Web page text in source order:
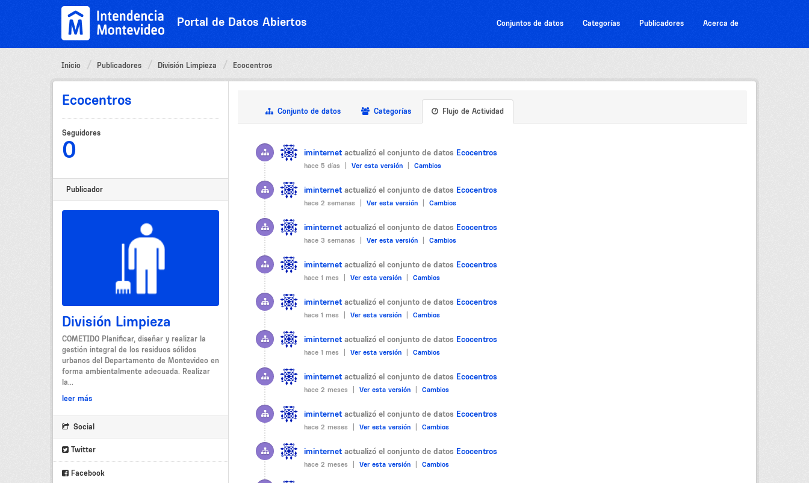
Portal de Datos Abiertos Conjuntos de datos Categorías Publicadores Acerca de
Inicio Publicadores División Limpieza Ecocentros
Ecocentros
Seguidores
0
Publicador
División Limpieza
COMETIDO Planificar, diseñar y realizar la
gestión integral de los residuos sólidos
urbanos del Departamento de Montevideo en
forma ambientalmente adecuada. Realizar
la...
leer más
Social
Twitter
Facebook
Conjunto de datos Categorías Flujo de Actividad
iminternet actualizó el conjunto de datos Ecocentros
hace 5 días | Ver esta versión Cambios
iminternet actualizó el conjunto de datos Ecocentros
hace 2 semanas | Ver esta versión Cambios
iminternet actualizó el conjunto de datos Ecocentros
hace 3 semanas | Ver esta versión Cambios
iminternet actualizó el conjunto de datos Ecocentros
hace 1 mes | Ver esta versión Cambios
iminternet actualizó el conjunto de datos Ecocentros
hace 1 mes | Ver esta versión Cambios
iminternet actualizó el conjunto de datos Ecocentros
hace 1 mes | Ver esta versión Cambios
iminternet actualizó el conjunto de datos Ecocentros
hace 2 meses | Ver esta versión Cambios
iminternet actualizó el conjunto de datos Ecocentros
hace 2 meses | Ver esta versión Cambios
iminternet actualizó el conjunto de datos Ecocentros
hace 2 meses | Ver esta versión Cambios